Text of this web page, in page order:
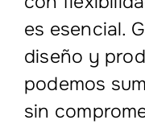
es esencial.
diseño y
podemos
sin